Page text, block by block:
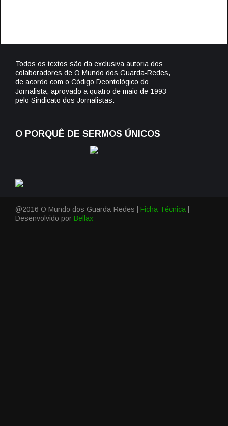
Todos os textos são da exclusiva autoria dos
colaboradores de O Mundo dos Guarda-Redes,
de acordo com o Código Deontológico do
Jornalista, aprovado a quatro de maio de 1993
pelo Sindicato dos Jornalistas.
O PORQUÊ DE SERMOS ÚNICOS
@2016 O Mundo dos Guarda-Redes | Ficha Técnica
Desenvolvido por Bellax